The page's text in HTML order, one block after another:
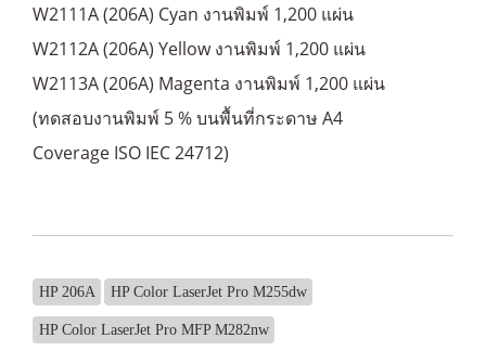
W2111A (206A) Cyan งานพิมพ์ 1,200 แผ่น
W2112A (206A) Yellow งานพิมพ์ 1,200 แผ่น
W2113A (206A) Magenta งานพิมพ์ 1,200 แผ่น
(ทดสอบงานพิมพ์ 5 % บนพื้นที่กระดาษ A4
Coverage ISO IEC 24712)
HP 206A HP Color LaserJet Pro M255dw
HP Color LaserJet Pro MFP M282nw